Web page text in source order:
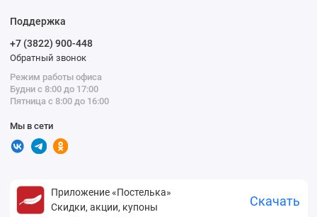
Поддержка
+7 (3822) 900-448
Обратный звонок
Режим работы офиса
Будни с 8:00 до 17:00
Пятница с 8:00 до 16:00
Мы в сети
Приложение «Постелька»
Скидки, акции, купоны
Скачать